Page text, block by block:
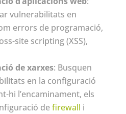
vulnerabilitats en
errors de programació,
site scripting (XSS),
de xarxes: Busquen
en la configuració
hi l’encaminament, els
defirewall i